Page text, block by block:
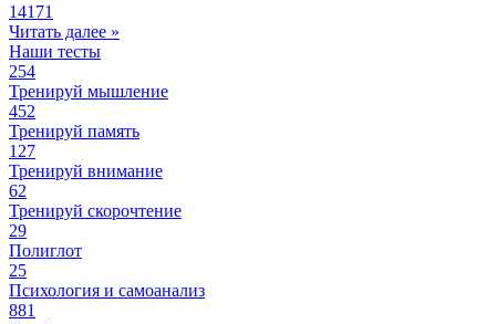
14171
Читать далее »
Наши тесты
254
Тренируй мышление
452
Тренируй память
127
Тренируй внимание
62
Тренируй скорочтение
29
Полиглот
25
Психология и самоанализ
881